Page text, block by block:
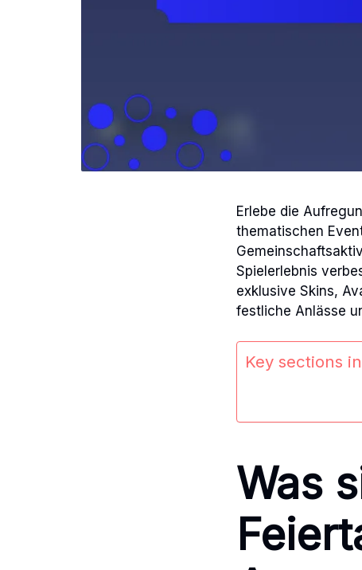
Erlebe die
thematischen
Spielerlebnis
exklusive Skins,
festliche Anlässe
Key sections
Was